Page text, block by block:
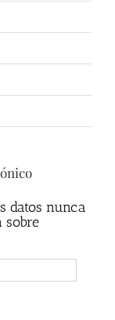
datos nunca
sobre